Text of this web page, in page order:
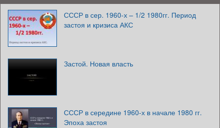
СССР в сер. 1960-х – 1/2 1980гг. Период
застоя и кризиса АКС
Застой. Новая власть
СССР в середине 1960-х в начале 1980 гг.
Эпоха застоя